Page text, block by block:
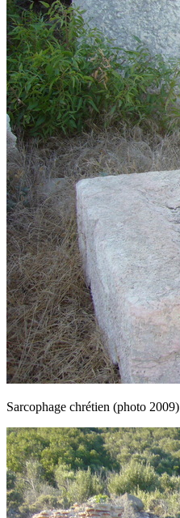
Sarcophage chrétien (photo 2009)